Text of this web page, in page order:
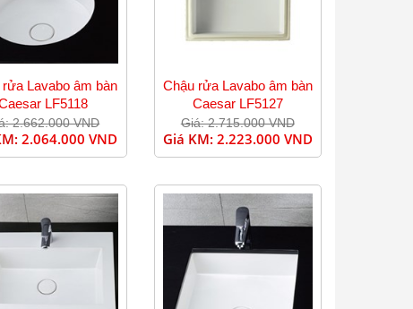
rửa Lavabo âm bàn
LF5118
2.662.000 VND
2.064.000 VND
Chậu rửa Lavabo âm bàn
Caesar LF5127
Giá: 2.715.000 VND
Giá KM: 2.223.000 VND